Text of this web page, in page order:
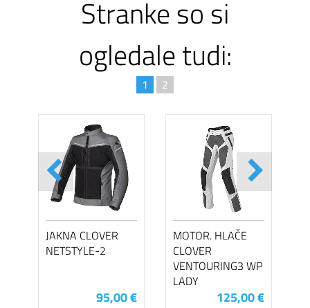
Stranke so si
ogledale tudi:
1 2
JAKNA CLOVER
NETSTYLE-2
95,00 €
MOTOR. HLAČE
CLOVER
VENTOURING3 WP
LADY
125,00 €